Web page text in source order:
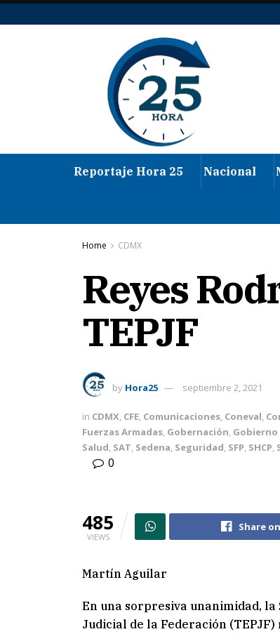
Reportaje Hora 25 Nacional
Home CDMX
Reyes
TEPJF
by Hora25 septiembre 2, 2021
in CDMX, CFE, Comunicaciones, Coneval,
Fuerzas Armadas, Gobernación, Gobierno
Salud, SAT, Sedena, Seguridad, SFP, SHCP,
0
485
VIEWS
Share
Martín Aguilar
En una sorpresiva unanimidad,
Judicial de la Federación